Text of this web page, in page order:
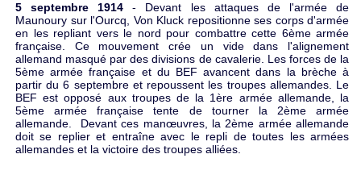
5 septembre 1914 - Devant les attaques de l'armée de
Maunoury sur l'Ourcq, Von Kluck repositionne ses corps d'armée
en les repliant vers le nord pour combattre cette 6ème armée
française. Ce mouvement crée un vide dans l'alignement
allemand masqué par des divisions de cavalerie. Les forces de la
5ème armée française et du BEF avancent dans la brèche à
partir du 6 septembre et repoussent les troupes allemandes. Le
BEF est opposé aux troupes de la 1ère armée allemande, la
5ème armée française tente de tourner la 2ème armée
allemande. Devant ces manœuvres, la 2ème armée allemande
doit se replier et entraîne avec le repli de toutes les armées
allemandes et la victoire des troupes alliées.